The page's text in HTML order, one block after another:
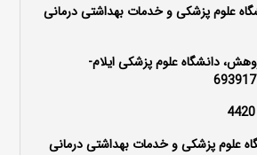
علوم پزشکی و خدمات بهداشتی درمانی
دانشگاه علوم پزشکی ایلام-
علوم پزشکی و خدمات بهداشتی درمانی